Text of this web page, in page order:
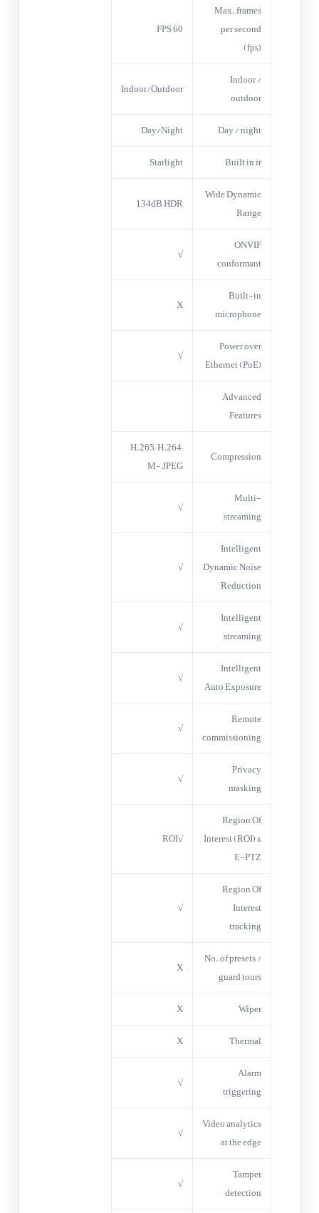
Max. frames
per second
(fps)
60 FPS
Indoor /
outdoor
Indoor/Outdoor
Day / night
Day/Night
Built in ir
Starlight
Wide Dynamic
Range
134dB HDR
ONVIF
conformant
√
Built-in
microphone
X
Power over
Ethernet (PoE)
√
Advanced
Features
Compression
H.265; H.264;
M- JPEG
Multi-
streaming
√
Intelligent
Dynamic Noise
Reduction
√
Intelligent
streaming
√
Intelligent
Auto Exposure
√
Remote
commissioning
√
Privacy
masking
√
Region Of
Interest (ROI) &
E-PTZ
√ROI
Region Of
Interest
tracking
√
No. of presets /
guard tours
X
Wiper
X
Thermal
X
Alarm
triggering
√
Video analytics
at the edge
√
Tamper
detection
√